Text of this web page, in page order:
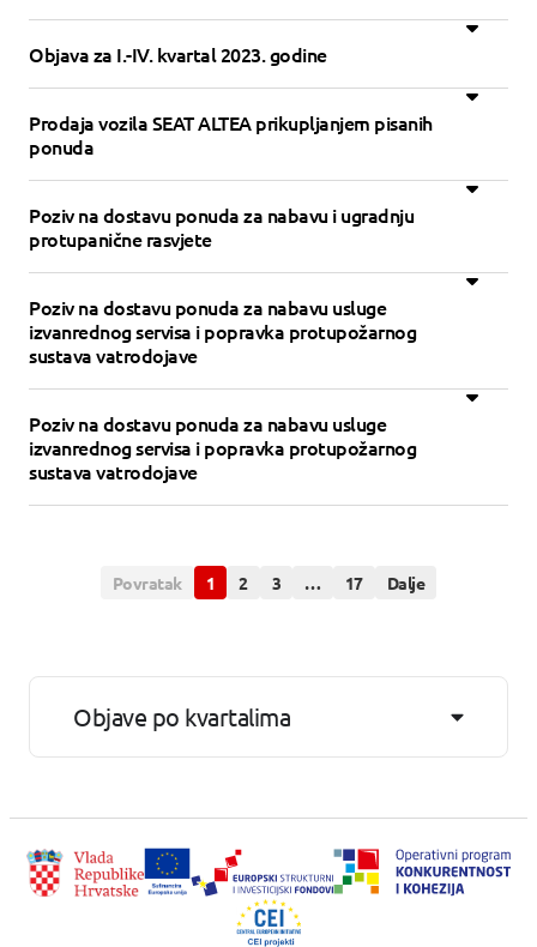
Objava za I.-IV. kvartal 2023. godine
Prodaja vozila SEAT ALTEA prikupljanjem pisanih
ponuda
Poziv na dostavu ponuda za nabavu i ugradnju
protupanične rasvjete
Poziv na dostavu ponuda za nabavu usluge
izvanrednog servisa i popravka protupožarnog
sustava vatrodojave
Poziv na dostavu ponuda za nabavu usluge
izvanrednog servisa i popravka protupožarnog
sustava vatrodojave
Povratak 1 2 3 … 17 Dalje
Objave po kvartalima